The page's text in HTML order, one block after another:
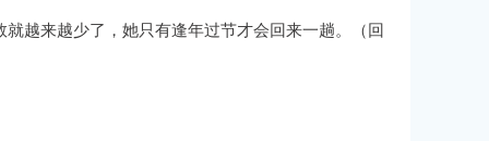
越来越少了，她只有逢年过节才会回来一趟。（回